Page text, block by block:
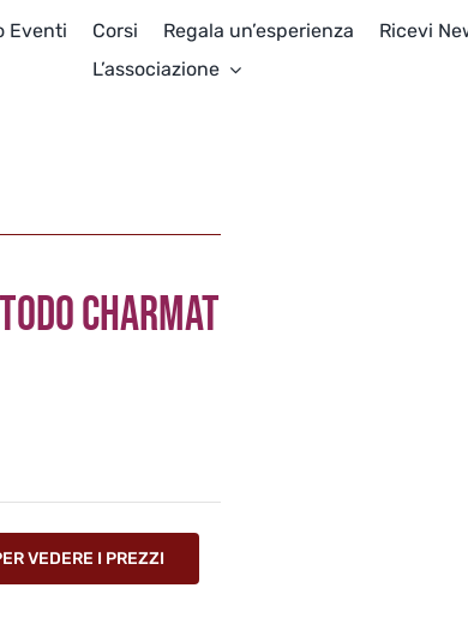
Eventi Corsi Regala un’esperienza
Ricevi
L’associazione
CHARMAT
VEDERE I PREZZI